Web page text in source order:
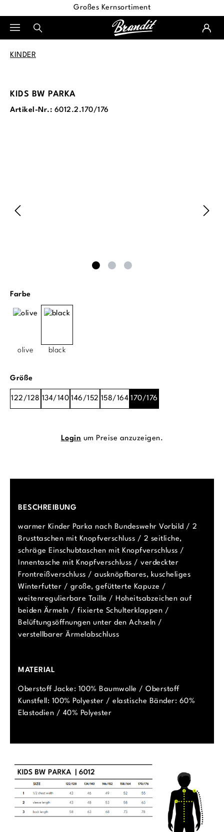
Großes Kernsortiment
KINDER
KIDS BW PARKA
Artikel-Nr.: 6012.2.170/176
Farbeauswählen
olive black
Größeauswählen
122/128 134/140 146/152 158/164 170/176
Login um Preise anzuzeigen.
BESCHREIBUNG
warmer Kinder Parka nach Bundeswehr Vorbild / 2
Brusttaschen mit Knopfverschluss / 2 seitliche,
schräge Einschubtaschen mit Knopfverschluss /
Innentasche mit Knopfverschluss / verdeckter
Frontreißverschluss / ausknöpfbares, kuscheliges
Winterfutter / große, gefütterte Kapuze /
weitenregulierbare Taille / Hoheitsabzeichen auf
beiden Ärmeln / fixierte Schulterklappen /
Belüftungsöffnungen unter den Achseln /
verstellbarer Ärmelabschluss
MATERIAL
Oberstoff Jacke: 100% Baumwolle / Oberstoff
Kunstfell: 100% Polyester / elastische Bänder: 60%
Elastodien / 40% Polyester